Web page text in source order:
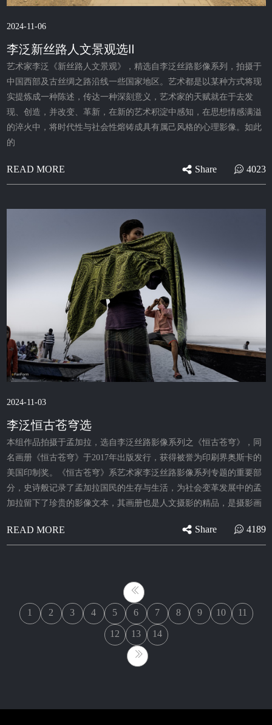
2024-11-06
李泛新丝路人文景观选Ⅱ
艺术家李泛《新丝路人文景观》，精选自李泛丝路影像系列，拍摄于
中国西部及古丝绸之路沿线一些国家地区。艺术都是以某种方式将现
实提炼成一种陈述，传达一种深刻意义，艺术家的天赋就在于去发
现、创造，并改变、革新，在新的艺术积淀中感知，在思想情感满溢
的淬火中，将时代性与社会性熔铸成具有属己风格的心理影像。如此
的
READ MORE Share 4023
2024-11-03
李泛恒古苍穹选
本组作品拍摄于孟加拉，选自李泛丝路影像系列之《恒古苍穹》，同
名画册《恒古苍穹》于2017年出版发行，获得被誉为印刷界奥斯卡的
美国印制奖。《恒古苍穹》系艺术家李泛丝路影像系列专题的重要部
分，史诗般记录了孟加拉国民的生存与生活，为社会变革发展中的孟
加拉留下了珍贵的影像文本，其画册也是人文摄影的精品，是摄影画
READ MORE Share 4189
1 2 3 4 5 6 7 8 9 10 11
12 13 14